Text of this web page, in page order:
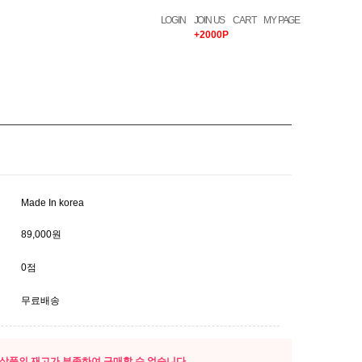
LOGIN
+2000P
JOIN US CART MY PAGE
Made In korea
89,000원
0점
무료배송